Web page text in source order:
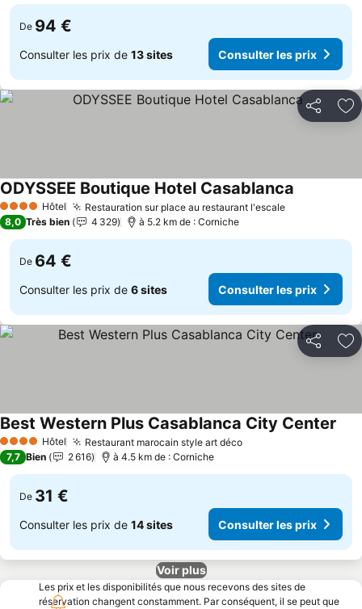
De 94 €
Consulter les prix de 13 sites Consulter les prix
Partager
4 Étoiles Hôtel Restauration sur place au restaurant l'escale
ODYSSEE Boutique Hotel Casablanca
8,0 Très bien 4 329 à 5.2 km de : Corniche
De 64 €
Consulter les prix de 6 sites Consulter les prix
Partager
4 Étoiles Hôtel Restaurant marocain style art déco
Best Western Plus Casablanca City Center
7,7 Bien 2 616 à 4.5 km de : Corniche
De 31 €
Consulter les prix de 14 sites Consulter les prix
Voir plus
Les prix et les disponibilités que nous recevons des sites de
réservation changent constamment. Par conséquent, il se peut que